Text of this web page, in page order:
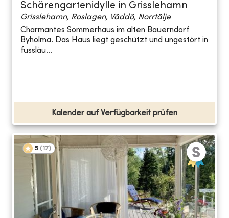
Schärengartenidylle in Grisslehamn
Grisslehamn, Roslagen, Väddö, Norrtälje
Charmantes Sommerhaus im alten Bauerndorf
Byholma. Das Haus liegt geschützt und ungestört in
fussläu...
Kalender auf Verfügbarkeit prüfen
5 (17)